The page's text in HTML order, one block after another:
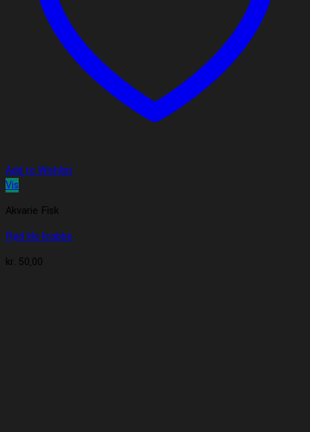
Add to Wishlist
Vis
Akvarie Fisk
Rød klo krabbe
kr. 50,00